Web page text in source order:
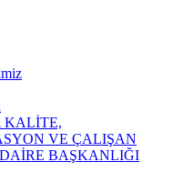
KALİTE,
VE ÇALIŞAN
BAŞKANLIĞI